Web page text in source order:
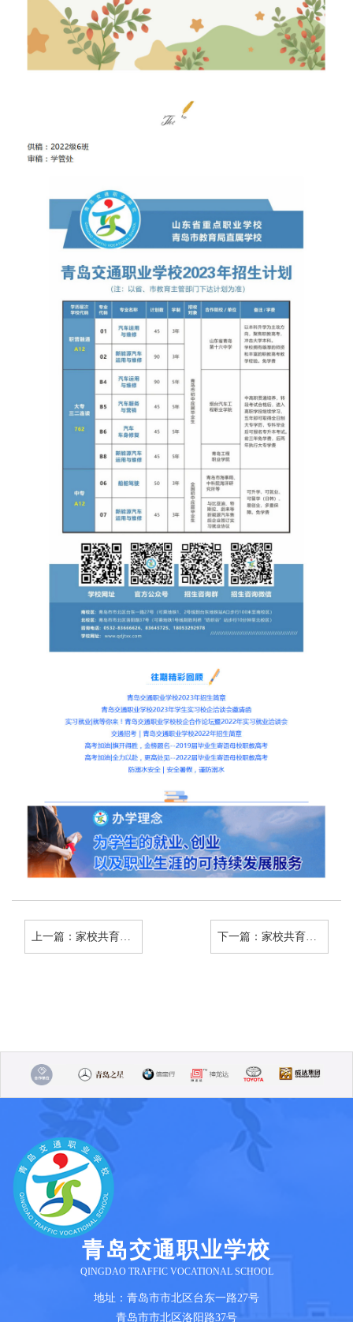
上一篇： 家校共育，筑梦杨帆——2023-2024学年第一学期“学情会商 家校面对面”家长驻校暨优秀家长进课堂活动（十六） 下一篇： 家校共育｜携手共进，见证成长——2023-2024学年第二学期“学情会商 家校面对面”家长驻校暨优秀家长进课堂活动（一）
青岛交通职业学校
QINGDAO TRAFFIC VOCATIONAL SCHOOL
地址：青岛市市北区台东一路27号
青岛市市北区洛阳路37号